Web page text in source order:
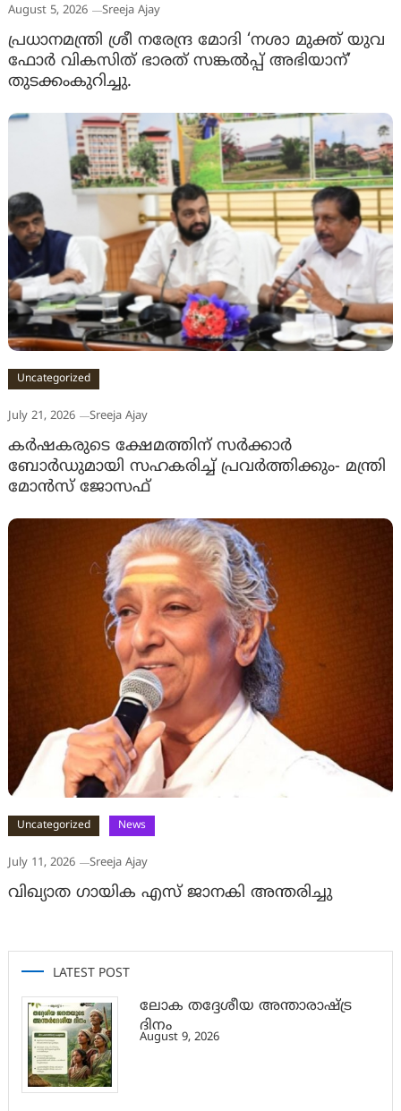
August 5, 2026 Sreeja Ajay
പ്രധാനമന്ത്രി ശ്രീ നരേന്ദ്ര മോദി ‘നശാ മുക്ത് യുവ
ഫോർ വികസിത് ഭാരത് സങ്കൽപ്പ് അഭിയാന്’
തുടക്കംകുറിച്ചു.
Uncategorized
July 21, 2026 Sreeja Ajay
കർഷകരുടെ ക്ഷേമത്തിന് സർക്കാർ
ബോർഡുമായി സഹകരിച്ച് പ്രവർത്തിക്കും- മന്ത്രി
മോൻസ് ജോസഫ്
Uncategorized News
July 11, 2026 Sreeja Ajay
വിഖ്യാത ഗായിക എസ് ജാനകി അന്തരിച്ചു
LATEST POST
ലോക തദ്ദേശീയ അന്താരാഷ്ട്ര
ദിനം
August 9, 2026